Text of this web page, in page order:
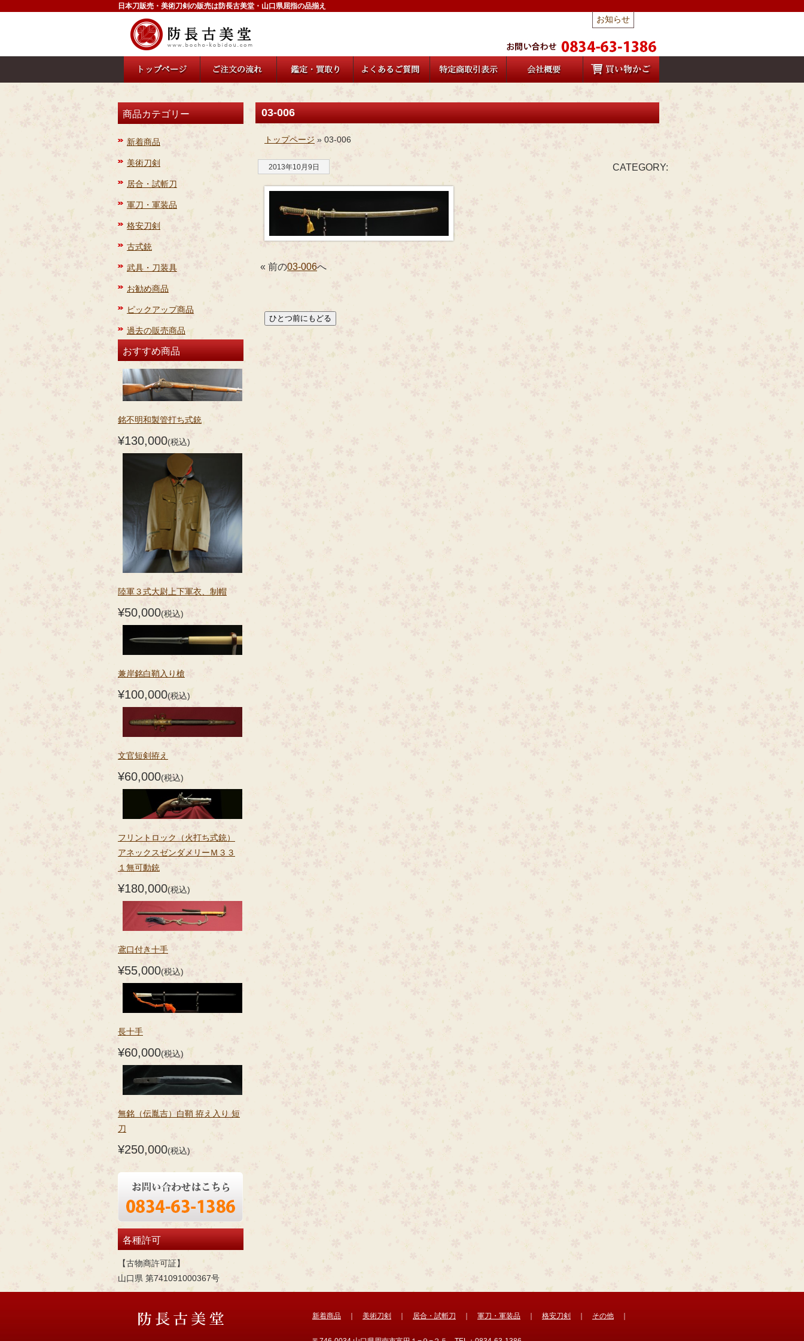
日本刀販売・美術刀剣の販売は防長古美堂・山口県屈指の品揃え
お知らせ
商品カテゴリー
新着商品
美術刀剣
居合・試斬刀
軍刀・軍装品
格安刀剣
古式銃
武具・刀装具
お勧め商品
ピックアップ商品
過去の販売商品
おすすめ商品
銘不明和製管打ち式銃
¥130,000(税込)
陸軍３式大尉上下軍衣、制帽
¥50,000(税込)
兼岸銘白鞘入り槍
¥100,000(税込)
文官短剣拵え
¥60,000(税込)
フリントロック（火打ち式銃）
アネックスゼンダメリーＭ３３
１無可動銃
¥180,000(税込)
鳶口付き十手
¥55,000(税込)
長十手
¥60,000(税込)
無銘（伝胤吉）白鞘 拵え入り 短
刀
¥250,000(税込)
各種許可
【古物商許可証】
山口県 第741091000367号
03-006
トップページ » 03-006
CATEGORY:
2013年10月9日
« 前の03-006へ
新着商品 美術刀剣 居合・試斬刀 軍刀・軍装品 格安刀剣 その他